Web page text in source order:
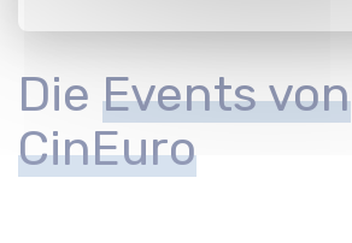
Die Events von
CinEuro